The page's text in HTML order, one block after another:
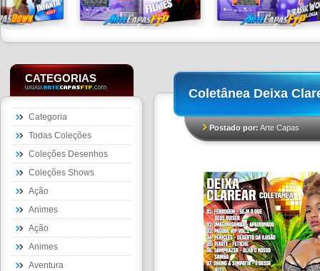
CATEGORIAS
Categoria
Todas Coleções
Coleções Desenhos
Coleções Shows
Ação
Animes
Ação
Animes
Aventura
Coletânea Deixa
Postado por:Arte Capas